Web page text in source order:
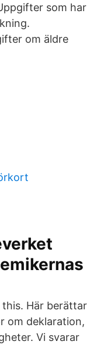
som har
om äldre
this. Här berättar
om deklaration,
Vi svarar